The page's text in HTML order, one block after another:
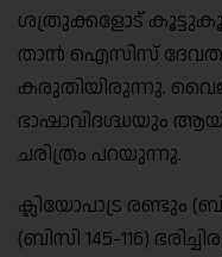
ശത്രുക്കളോട്
താൻ ഐസിസ്
കരുതിയിരുന്നു.
ഭാഷാവിദഗ്ദ്ധയും
ചരിത്രം പറയുന്നു.
ക്ലിയോപാട്ര രണ്ടും
(ബിസി 145-116)